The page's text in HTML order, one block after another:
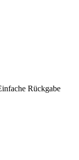
Rückgabe